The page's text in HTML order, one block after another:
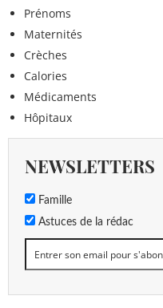
Prénoms
Maternités
Crèches
Calories
Médicaments
Hôpitaux
NEWSLETTERS
Famille
Astuces de la rédac